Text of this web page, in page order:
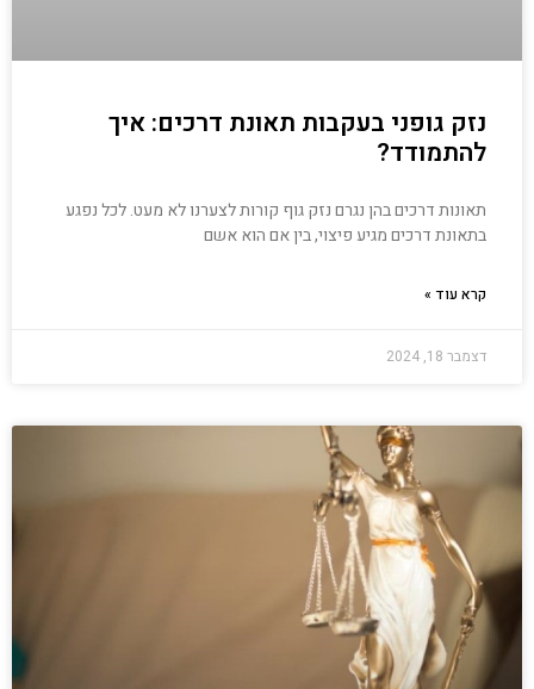
נזק גופני בעקבות תאונת דרכים: איך
להתמודד?
תאונות דרכים בהן נגרם נזק גוף קורות לצערנו לא מעט. לכל נפגע
בתאונת דרכים מגיע פיצוי, בין אם הוא אשם
קרא עוד »
דצמבר 18, 2024